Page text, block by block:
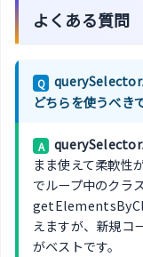
よくある質問
Q
どちらを使うべき
A
まま使えて柔軟性
でループ中のクラ
えますが、新規
がベストです。